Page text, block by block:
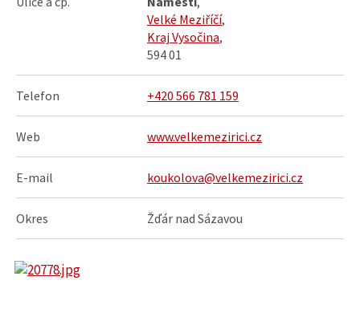
Velké Meziříčí,
Kraj Vysočina,
594 01
Telefon +420 566 781 159
Web www.velkemezirici.cz
E-mail koukolova@velkemezirici.cz
Okres Žďár nad Sázavou